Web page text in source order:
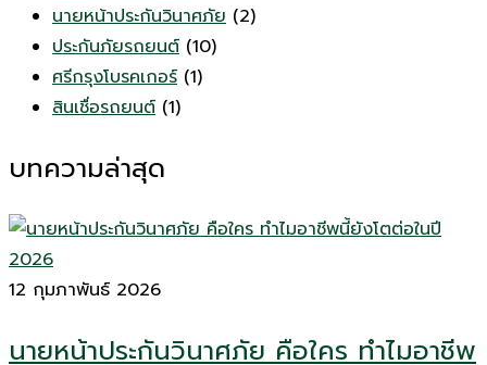
นายหน้าประกันวินาศภัย (2)
ประกันภัยรถยนต์ (10)
ศรีกรุงโบรคเกอร์ (1)
สินเชื่อรถยนต์ (1)
บทความล่าสุด
12 กุมภาพันธ์ 2026
นายหน้าประกันวินาศภัย คือใคร ทำไมอาชีพ